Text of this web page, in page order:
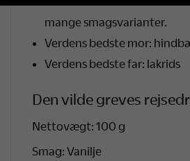
mange smagsvarianter.
Verdens bedste mor:
Verdens bedste far: lakrids
Den vilde greves
Nettovægt: 100 g
Smag: Vanilje